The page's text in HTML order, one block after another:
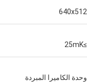
640x512
≥25mK
وحدة الكاميرا المبردة